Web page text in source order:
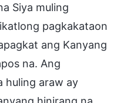
Siya muling
pagkakataon
ang Kanyang
na. Ang
huling araw ay